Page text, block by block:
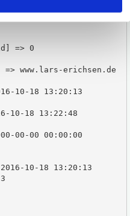
msci-boersenlexikon.png
=> 0
=> www.lars-erichsen.de
10-18 13:20:13
10-18 13:22:48
00-00 00:00:00
10-18 13:20:13